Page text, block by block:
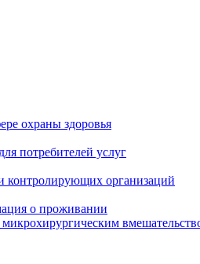
охраны здоровья
потребителей услуг
контролирующих организаций
о проживании